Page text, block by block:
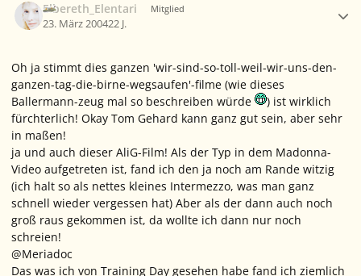
Elbereth_Elentari Mitglied
23. März 200422 J.
Oh ja stimmt dies ganzen 'wir-sind-so-toll-weil-wir-uns-den-
ganzen-tag-die-birne-wegsaufen'-filme (wie dieses
Ballermann-zeug mal so beschreiben würde
) ist wirklich
fürchterlich! Okay Tom Gehard kann ganz gut sein, aber sehr
in maßen!
ja und auch dieser AliG-Film! Als der Typ in dem Madonna-
Video aufgetreten ist, fand ich den ja noch am Rande witzig
(ich halt so als nettes kleines Intermezzo, was man ganz
schnell wieder vergessen hat) Aber als der dann auch noch
groß raus gekommen ist, da wollte ich dann nur noch
schreien!
@Meriadoc
Das was ich von Training Day gesehen habe fand ich ziemlich